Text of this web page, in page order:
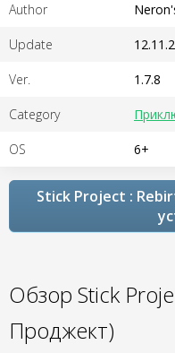
Author
Update
Ver. 1.7.8
Category
OS 6+
Stick Project :
Обзор Stick
Проджект)